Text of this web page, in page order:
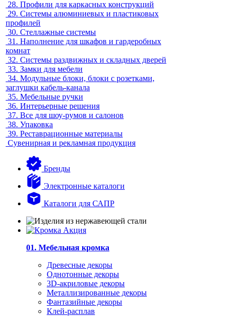
28. Профили для каркасных конструкций
29. Системы алюминиевых и пластиковых
профилей
30. Стеллажные системы
31. Наполнение для шкафов и гардеробных
комнат
32. Системы раздвижных и складных дверей
33. Замки для мебели
34. Модульные блоки, блоки с розетками,
заглушки кабель-канала
35. Мебельные ручки
36. Интерьерные решения
37. Все для шоу-румов и салонов
38. Упаковка
39. Реставрационные материалы
Сувенирная и рекламная продукция
Бренды
Электронные каталоги
Каталоги для САПР
01. Мебельная кромка
Древесные декоры
Однотонные декоры
3D-акриловые декоры
Металлизированные декоры
Фантазийные декоры
Клей-расплав